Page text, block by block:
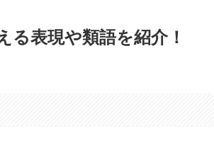
る表現や類語を紹介！